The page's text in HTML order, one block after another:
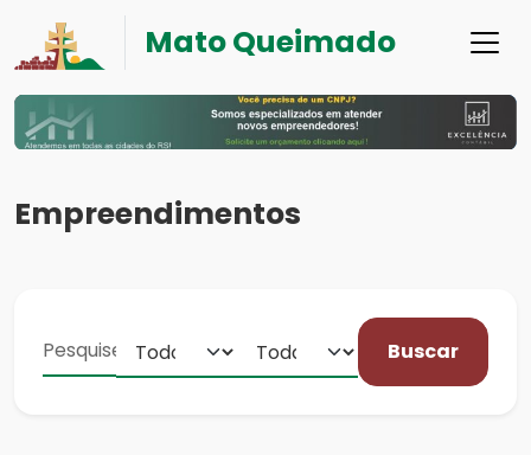
Mato Queimado
Empreendimentos
Buscar